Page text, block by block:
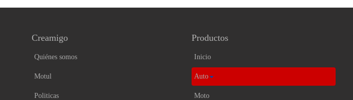
Creamigo
Quiénes somos
Motul
Politicas
Productos
Inicio
Auto
Moto